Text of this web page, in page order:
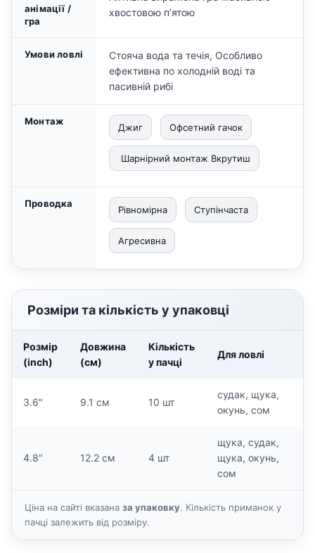
анімації /
гра
хвостовою пʼятою
Умови ловлі
Стояча вода та течія, Особливо
ефективна по холодній воді та
пасивній рибі
Монтаж
Джиг Офсетний гачок
Шарнірний монтаж Вкрутиш
Проводка
Рівномірна Ступінчаста
Агресивна
Розміри та кількість у упаковці
Розмір
(inch)
Довжина
(см)
Кількість
у пачці
Для ловлі
3.6" 9.1 см 10 шт
судак, щука,
окунь, сом
4.8" 12.2 см 4 шт
щука, судак,
щука, окунь,
сом
Ціна на сайті вказана за упаковку. Кількість приманок у
пачці залежить від розміру.